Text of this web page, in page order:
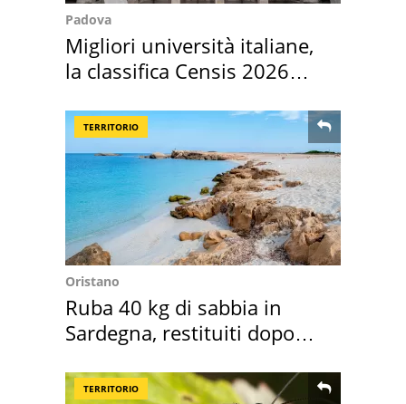
Padova
Migliori università italiane,
la classifica Censis 2026
TERRITORIO
Oristano
Ruba 40 kg di sabbia in
Sardegna, restituiti dopo
TERRITORIO